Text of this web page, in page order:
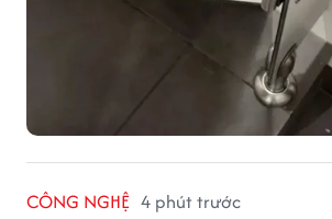
CÔNG NGHỆ 4 phút trước